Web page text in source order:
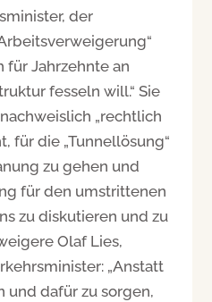
der
für Jahrzehnte an
fesseln will.“ Sie
„rechtlich
für die „Tunnellösung“
zu gehen und
für den umstrittenen
zu diskutieren und zu
Olaf Lies,
„Anstatt
und dafür zu sorgen,